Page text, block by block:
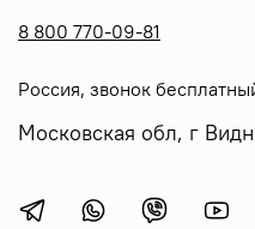
8 800 770-09-81
Россия, звонок
Московская обл, г